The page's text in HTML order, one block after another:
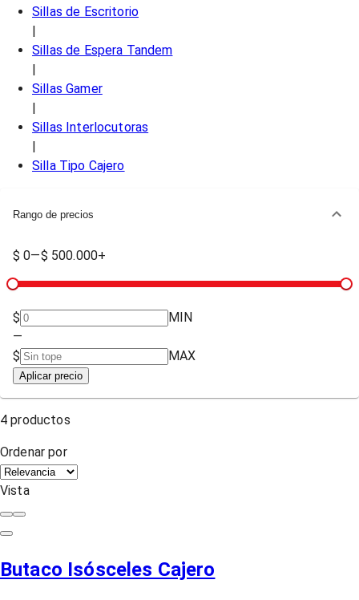
Sillas de Escritorio
Sillas de Espera Tandem
Sillas Gamer
Sillas Interlocutoras
Silla Tipo Cajero
Rango de precios
$ 0—$ 500.000+
$
MIN
—
$
MAX
Aplicar precio
4 productos
Ordenar por
Vista
Butaco Isósceles Cajero